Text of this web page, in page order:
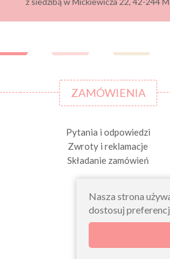
ZAMÓWIENIA
Pytania i odpowiedzi
Zwroty i reklamacje
Składanie zamówień
Nasza strona
dostosuj